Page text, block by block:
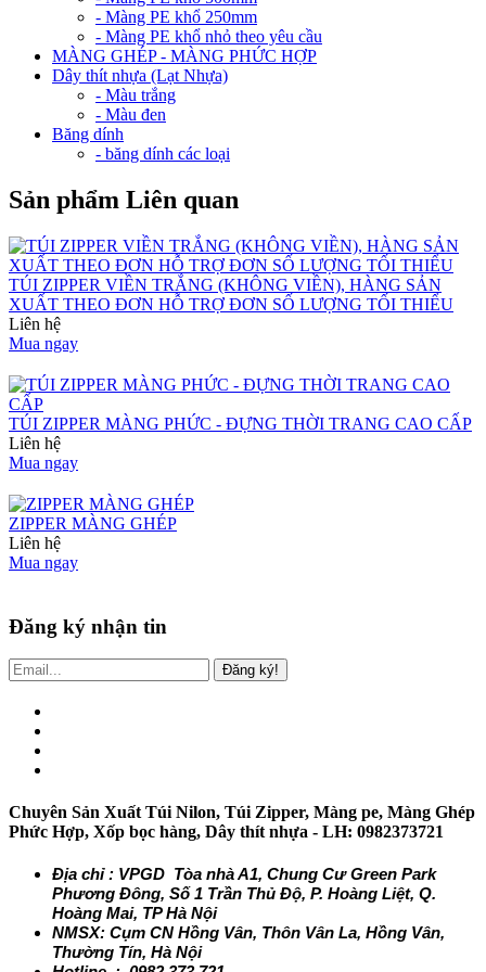
- Màng PE khổ 250mm
- Màng PE khổ nhỏ theo yêu cầu
MÀNG GHÉP - MÀNG PHỨC HỢP
Dây thít nhựa (Lạt Nhựa)
- Màu trắng
- Màu đen
Băng dính
- băng dính các loại
Sản phẩm Liên quan
TÚI ZIPPER VIỀN TRẮNG (KHÔNG VIỀN), HÀNG SẢN
XUẤT THEO ĐƠN HỖ TRỢ ĐƠN SỐ LƯỢNG TỐI THIỂU
Liên hệ
Mua ngay
TÚI ZIPPER MÀNG PHỨC - ĐỰNG THỜI TRANG CAO CẤP
Liên hệ
Mua ngay
ZIPPER MÀNG GHÉP
Liên hệ
Mua ngay
Đăng ký nhận tin
Đăng ký!
Chuyên Sản Xuất Túi Nilon, Túi Zipper, Màng pe, Màng Ghép
Phức Hợp, Xốp bọc hàng, Dây thít nhựa - LH: 0982373721
Địa chỉ : VPGD Tòa nhà A1, Chung Cư Green Park
Phương Đông, Số 1 Trần Thủ Độ, P. Hoàng Liệt, Q.
Hoàng Mai, TP Hà Nội
NMSX: Cụm CN Hồng Vân, Thôn Vân La, Hồng Vân,
Thường Tín, Hà Nội